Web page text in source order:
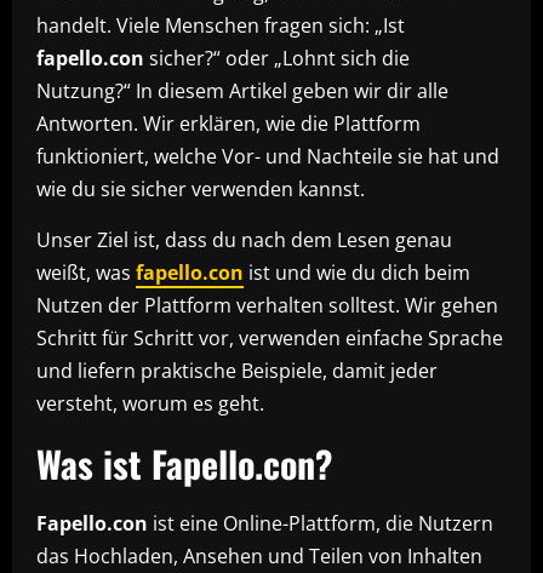
handelt. Viele Menschen fragen sich: „Ist
fapello.con sicher?“ oder „Lohnt sich die
Nutzung?“ In diesem Artikel geben wir dir alle
Antworten. Wir erklären, wie die Plattform
funktioniert, welche Vor- und Nachteile sie hat und
wie du sie sicher verwenden kannst.
Unser Ziel ist, dass du nach dem Lesen genau
weißt, was fapello.con ist und wie du dich beim
Nutzen der Plattform verhalten solltest. Wir gehen
Schritt für Schritt vor, verwenden einfache Sprache
und liefern praktische Beispiele, damit jeder
versteht, worum es geht.
Was ist Fapello.con?
Fapello.con ist eine Online-Plattform, die Nutzern
das Hochladen, Ansehen und Teilen von Inhalten